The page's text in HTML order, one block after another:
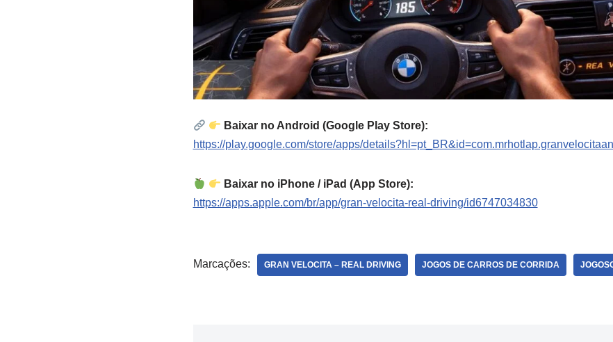
Baixar no Android (Google Play Store):
https://play.google.com/store/apps/
Baixar no iPhone / iPad (App Store):
https://apps.apple.com/br/app/gran-velocita-real-driving/id6747034830
Marcações: GRAN VELOCITA – REAL DRIVING JOGOS DE CARROS DE CORRIDA